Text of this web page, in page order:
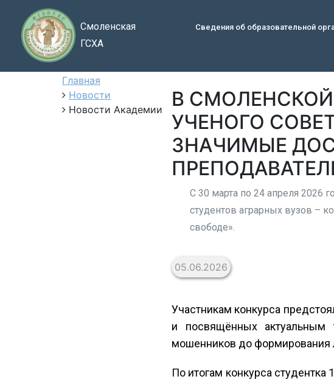
Смоленская
ГСХА
Сведения об образовательной
Главная
Новости
Новости Академии
В
УЧЕНОГО
ЗНАЧИМЫЕ
С 30 марта по 24 апреля 2026
студентов аграрных вузов –
свободе».
05.06.2026
Участникам конкурса
и посвящённых актуальным
мошенников до формирования
По итогам конкурса